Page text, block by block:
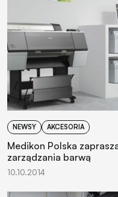
NEWSY AKCESORIA
Medikon Polska
zarządzania barwą
10.10.2014